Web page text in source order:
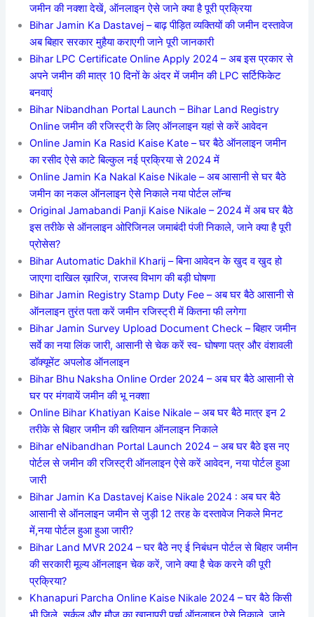
जमीन की नक्शा देखें, ऑनलाइन ऐसे जाने क्या है पूरी प्रक्रिया
Bihar Jamin Ka Dastavej – बाढ़ पीड़ित व्यक्तियों की जमीन दस्तावेज
अब बिहार सरकार मुहैया कराएगी जाने पूरी जानकारी
Bihar LPC Certificate Online Apply 2024 – अब इस प्रकार से
अपने जमीन की मात्र 10 दिनों के अंदर में जमीन की LPC सर्टिफिकेट
बनवाएं
Bihar Nibandhan Portal Launch – Bihar Land Registry
Online जमीन की रजिस्ट्री के लिए ऑनलाइन यहां से करें आवेदन
Online Jamin Ka Rasid Kaise Kate – घर बैठे ऑनलाइन जमीन
का रसीद ऐसे काटे बिल्कुल नई प्रक्रिया से 2024 में
Online Jamin Ka Nakal Kaise Nikale – अब आसानी से घर बैठे
जमीन का नकल ऑनलाइन ऐसे निकाले नया पोर्टल लॉन्च
Original Jamabandi Panji Kaise Nikale – 2024 में अब घर बैठे
इस तरीके से ऑनलाइन ओरिजिनल जमाबंदी पंजी निकाले, जाने क्या है पूरी
प्रोसेस?
Bihar Automatic Dakhil Kharij – बिना आवेदन के खुद व खुद हो
जाएगा दाखिल ख़ारिज, राजस्व विभाग की बड़ी घोषणा
Bihar Jamin Registry Stamp Duty Fee – अब घर बैठे आसानी से
ऑनलाइन तुरंत पता करें जमीन रजिस्ट्री में कितना फी लगेगा
Bihar Jamin Survey Upload Document Check – बिहार जमीन
सर्वे का नया लिंक जारी, आसानी से चेक करें स्व- घोषणा पत्र और वंशावली
डॉक्यूमेंट अपलोड ऑनलाइन
Bihar Bhu Naksha Online Order 2024 – अब घर बैठे आसानी से
घर पर मंगवायें जमीन की भू नक्शा
Online Bihar Khatiyan Kaise Nikale – अब घर बैठे मात्र इन 2
तरीके से बिहार जमीन की खतियान ऑनलाइन निकाले
Bihar eNibandhan Portal Launch 2024 – अब घर बैठे इस नए
पोर्टल से जमीन की रजिस्ट्री ऑनलाइन ऐसे करें आवेदन, नया पोर्टल हुआ
जारी
Bihar Jamin Ka Dastavej Kaise Nikale 2024 : अब घर बैठे
आसानी से ऑनलाइन जमीन से जुड़ी 12 तरह के दस्तावेज निकले मिनट
में,नया पोर्टल हुआ हुआ जारी?
Bihar Land MVR 2024 – घर बैठे नए ई निबंधन पोर्टल से बिहार जमीन
की सरकारी मूल्य ऑनलाइन चेक करें, जाने क्या है चेक करने की पूरी
प्रक्रिया?
Khanapuri Parcha Online Kaise Nikale 2024 – घर बैठे किसी